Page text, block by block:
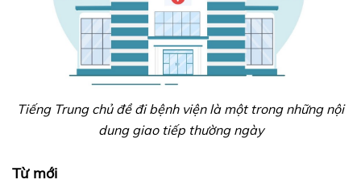
Tiếng Trung chủ đề đi bệnh viện là một trong những nội
dung giao tiếp thường ngày
Từ mới